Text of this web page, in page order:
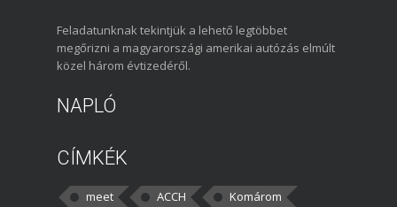
Feladatunknak tekintjük a lehető legtöbbet
megőrizni a magyarországi amerikai autózás elmúlt
közel három évtizedéről.
NAPLÓ
CÍMKÉK
meet ACCH
Komárom